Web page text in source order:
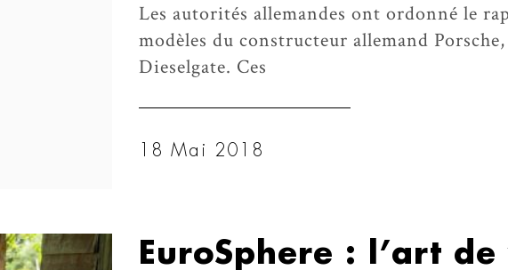
Les autorités allemandes ont ordonné le
modèles du constructeur allemand
Dieselgate. Ces
18 Mai 2018
EuroSphere : l’art